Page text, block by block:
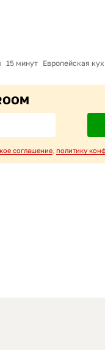
15 минут Европейская
соглашение политику